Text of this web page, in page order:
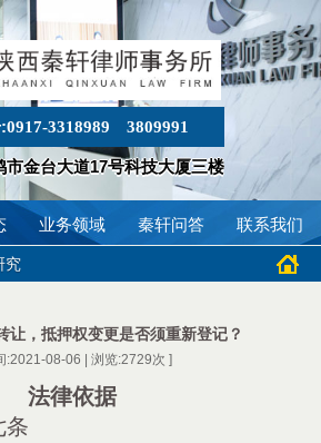
0917-3318989 3809991
市金台大道17号科技大厦三楼
业务领域 秦轩问答 联系我们
究
让，抵押权变更是否须重新登记？
:2021-08-06 | 浏览:2729次 ]
法律依据
条